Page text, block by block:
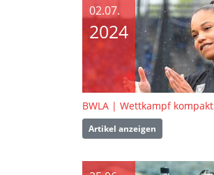
02.07.
2024
BWLA | Wettkampf kompakt
Artikel anzeigen